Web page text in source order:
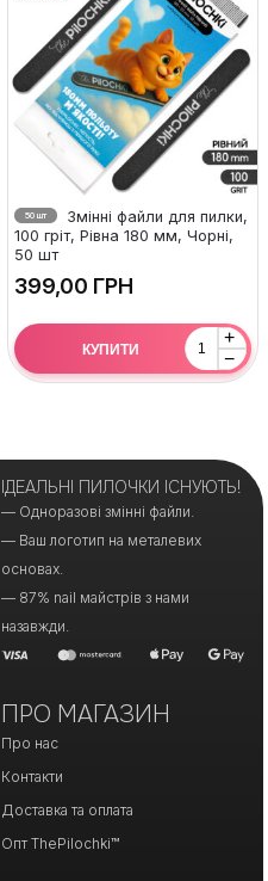
50 шт
Змінні файли для пилки,
100 гріт, Рівна 180 мм, Чорні,
50 шт
ГРН
+
−
КУПИТИ
ІДЕАЛЬНІ ПИЛОЧКИ ІСНУЮТЬ!
— Одноразові змінні файли.
— Ваш логотип на металевих
основах.
— 87% nail майстрів з нами
назавжди.
ПРО МАГАЗИН
Про нас
Контакти
Доставка та оплата
Опт ThePilochki™